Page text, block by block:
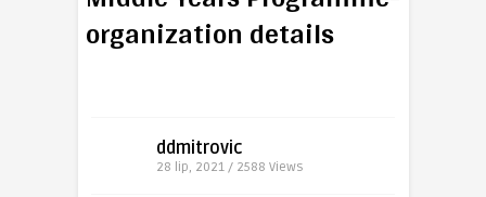
organization details
ddmitrovic
28 lip, 2021 / 2588 Views